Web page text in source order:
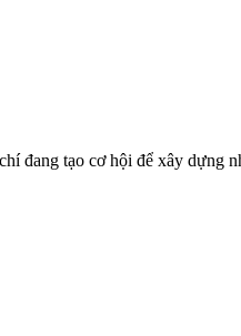
đang tạo cơ hội để xây dựng